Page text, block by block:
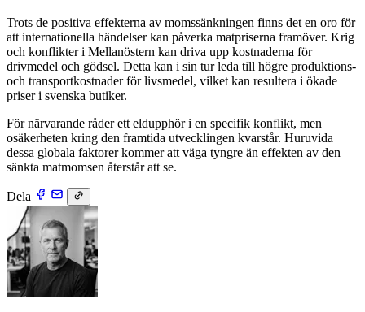
Trots de positiva effekterna av momssänkningen finns det en oro för
att internationella händelser kan påverka matpriserna framöver. Krig
och konflikter i Mellanöstern kan driva upp kostnaderna för
drivmedel och gödsel. Detta kan i sin tur leda till högre produktions-
och transportkostnader för livsmedel, vilket kan resultera i ökade
priser i svenska butiker.
För närvarande råder ett eldupphör i en specifik konflikt, men
osäkerheten kring den framtida utvecklingen kvarstår. Huruvida
dessa globala faktorer kommer att väga tyngre än effekten av den
sänkta matmomsen återstår att se.
Dela